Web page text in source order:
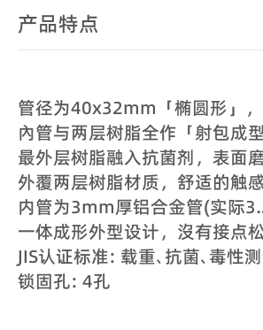
产品特点
管径为40x32mm「椭圆形」
內管与两层树脂全作「射包成
最外层树脂融入抗菌剂，表面
外覆两层树脂材质，舒适的触
内管为3mm厚铝合金管(实际
一体成形外型设计，沒有接点
JIS认证标准: 载重､抗菌､毒性
锁固孔: 4孔